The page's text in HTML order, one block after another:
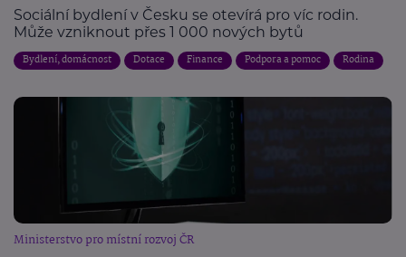
Sociální bydlení v Česku se otevírá pro víc rodin.
Může vzniknout přes 1 000 nových bytů
Bydlení, domácnost Dotace Finance Podpora a pomoc Rodina
Ministerstvo pro místní rozvoj ČR